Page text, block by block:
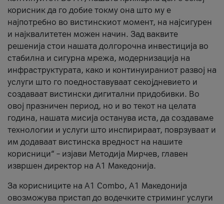
корисник да го добие токму она што му е
најпотребно во вистинскиот момент, на најсигурен
и најквалитетен можен начин. Зад ваквите
решенија стои нашата долгорочна инвестиција во
стабилна и сигурна мрежа, модернизација на
инфраструктурата, како и континуираниот развој на
услуги што го поедноставуваат секојдневието и
создаваат вистински дигитални придобивки. Во
овој празничен период, но и во текот на целата
година, нашата мисија останува иста, да создаваме
технологии и услуги што инспирираат, поврзуваат и
им додаваат вистинска вредност на нашите
корисници“ – изјави Методија Мирчев, главен
извршен директор на А1 Македонија.
За корисниците на A1 Combo, А1 Македонија
овозможува пристап до водечките стриминг услуги